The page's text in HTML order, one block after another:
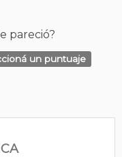
pareció?
un puntuaje